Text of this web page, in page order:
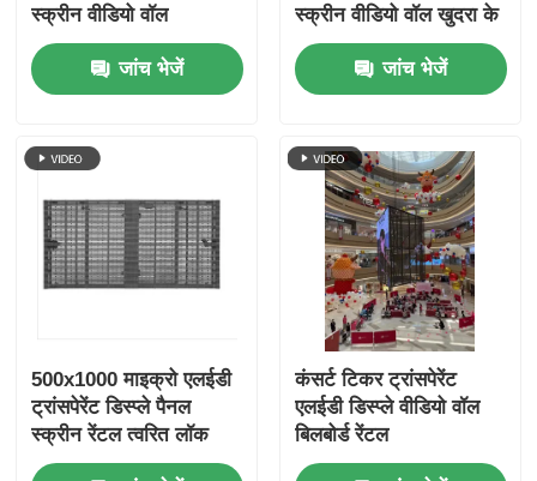
स्क्रीन वीडियो वॉल
जांच भेजें
स्क्रीन वीडियो वॉल खुदरा के
लिए
जांच भेजें
500x1000 माइक्रो एलईडी
ट्रांसपेरेंट डिस्प्ले पैनल
स्क्रीन रेंटल त्वरित लॉक
कस्टम
कंसर्ट टिकर ट्रांसपेरेंट
एलईडी डिस्प्ले वीडियो वॉल
बिलबोर्ड रेंटल